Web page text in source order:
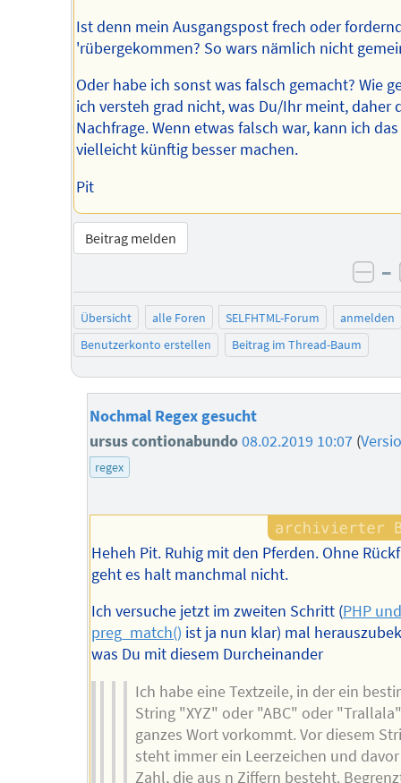
Ist denn mein Ausgangspost frech oder
'rübergekommen? So wars nämlich nicht
Oder habe ich sonst was falsch gemacht? Wie
ich versteh grad nicht, was Du/Ihr meint, daher
Nachfrage. Wenn etwas falsch war, kann ich
vielleicht künftig besser machen.
Pit
Beitrag melden
–
Übersicht alle Foren SELFHTML-Forum
anmelden
Benutzerkonto erstellen
Beitrag im Thread-Baum
Nochmal Regex gesucht
ursus contionabundo08.02.2019 10:07 (
regex
Heheh Pit. Ruhig mit den Pferden. Ohne
geht es halt manchmal nicht.
Ich versuche jetzt im zweiten Schritt (PHP
preg_match() ist ja nun klar) mal
was Du mit diesem Durcheinander
Ich habe eine Textzeile, in der ein
String "XYZ" oder "ABC" oder
ganzes Wort vorkommt. Vor diesem
steht immer ein Leerzeichen und
Zahl, die aus n Ziffern besteht.